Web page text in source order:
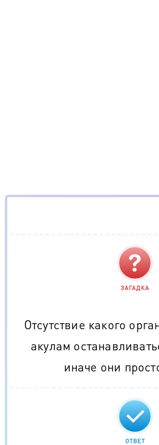
ЗАГАДКА
Отсутствие какого
акулам
иначе они
ОТВЕТ